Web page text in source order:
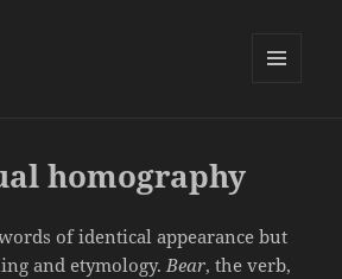
homography
of iden­tical appea­rance but
and etymo­logy.Bear, the verb,